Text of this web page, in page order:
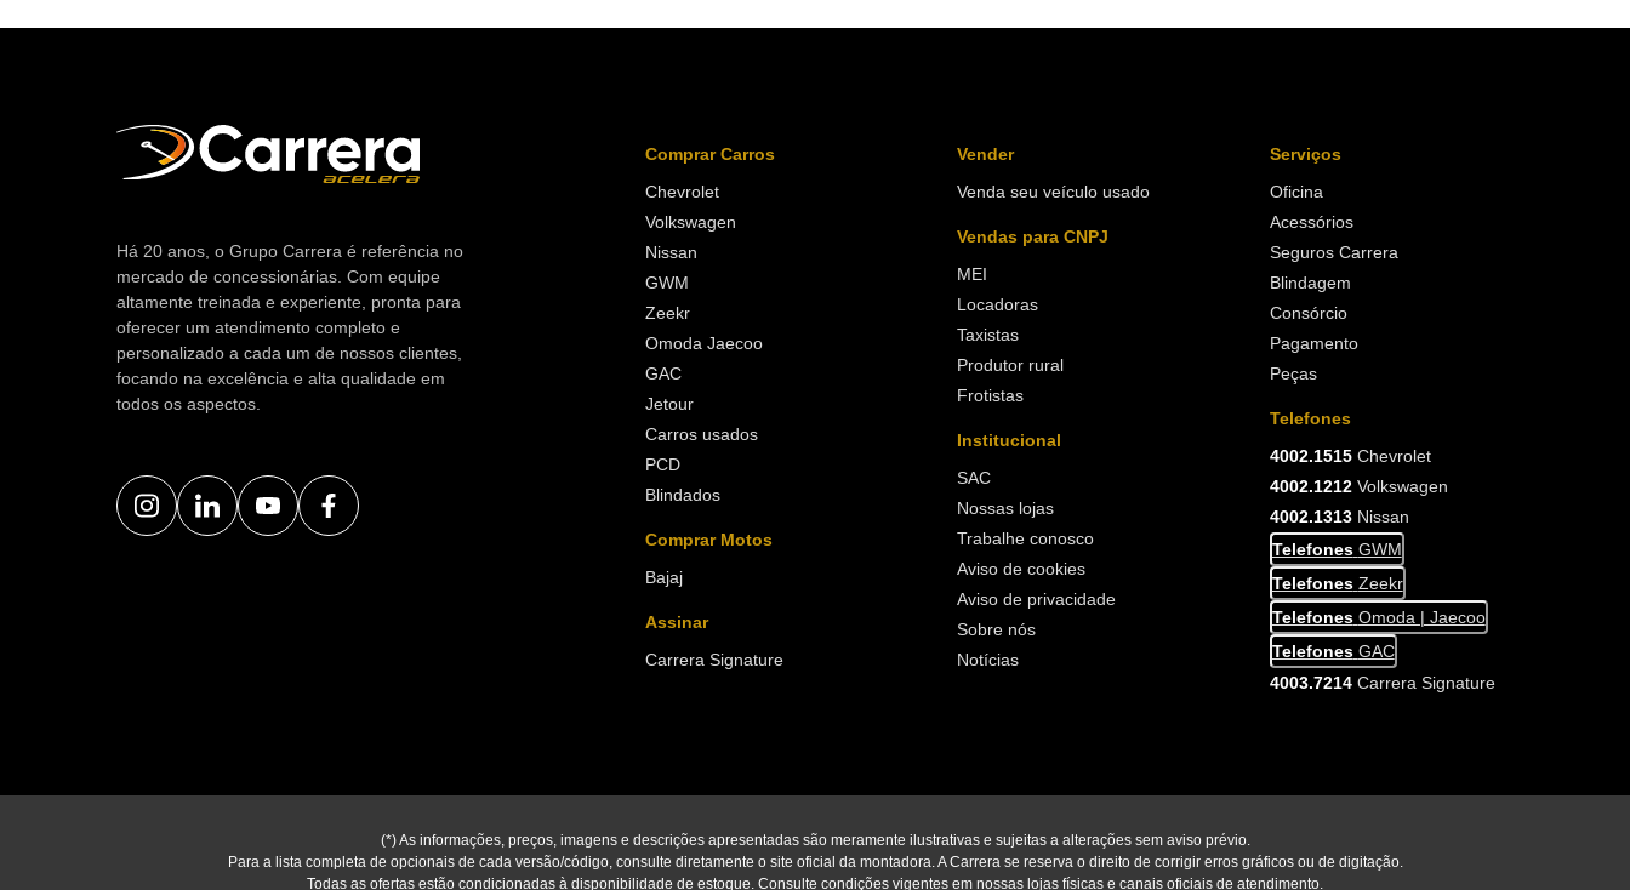
Há 20 anos, o Grupo Carrera é referência no
mercado de concessionárias. Com equipe
altamente treinada e experiente, pronta para
oferecer um atendimento completo e
personalizado a cada um de nossos clientes,
focando na excelência e alta qualidade em
todos os aspectos.
Comprar Carros
Chevrolet
Volkswagen
Nissan
GWM
Zeekr
Omoda Jaecoo
GAC
Jetour
Carros usados
PCD
Blindados
Comprar Motos
Bajaj
Assinar
Carrera Signature
Vender
Venda seu veículo usado
Vendas para CNPJ
MEI
Locadoras
Taxistas
Produtor rural
Frotistas
Institucional
SAC
Nossas lojas
Trabalhe conosco
Aviso de cookies
Aviso de privacidade
Sobre nós
Notícias
Serviços
Oficina
Acessórios
Seguros Carrera
Blindagem
Consórcio
Pagamento
Peças
Telefones
4002.1515Chevrolet
4002.1212Volkswagen
4002.1313Nissan
Telefones GWM
Telefones Zeekr
Telefones Omoda | Jaecoo
Telefones GAC
4003.7214Carrera Signature
(*) As informações, preços, imagens e descrições apresentadas são meramente ilustrativas e sujeitas a alterações sem aviso prévio.
Para a lista completa de opcionais de cada versão/código, consulte diretamente o site oficial da montadora. A Carrera se reserva o direito de corrigir erros gráficos ou de digitação.
Todas as ofertas estão condicionadas à disponibilidade de estoque. Consulte condições vigentes em nossas lojas físicas e canais oficiais de atendimento.